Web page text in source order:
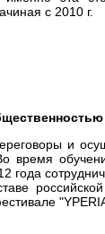
с 2010 г.
и
время
года